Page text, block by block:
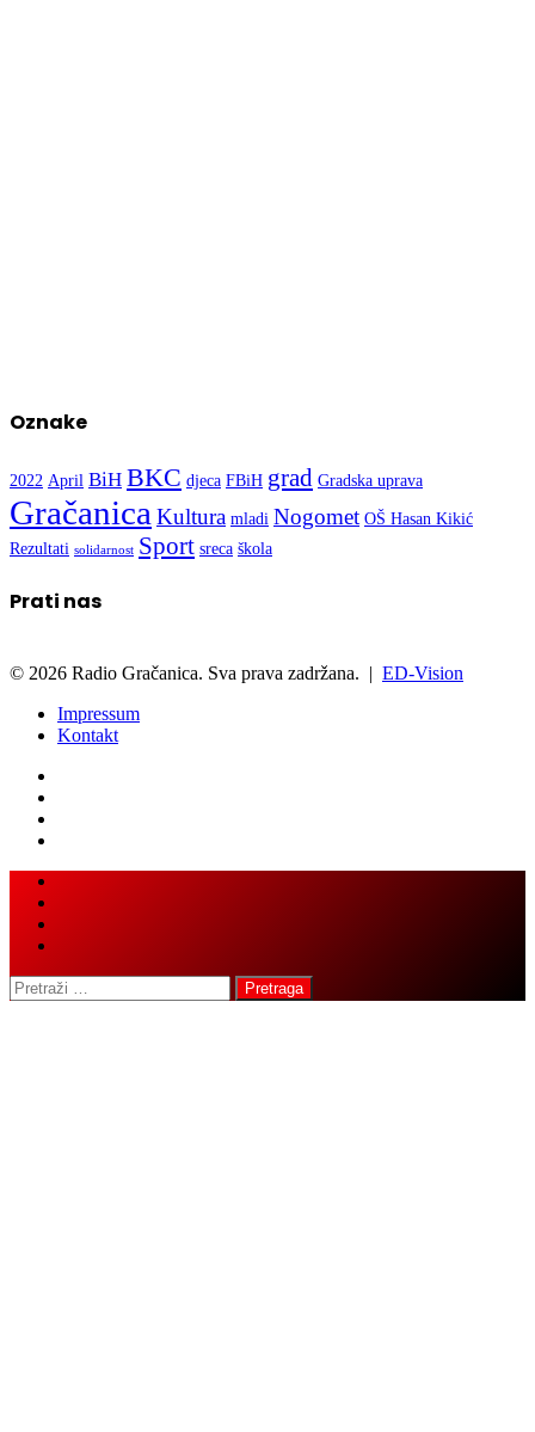
Oznake
2022 April BiH BKC djeca FBiH grad Gradska uprava
GračanicaKultura mladi Nogomet OŠ Hasan Kikić
Rezultati solidarnost Sport sreca škola
Prati nas
© 2026 Radio Gračanica. Sva prava zadržana. | ED-Vision
Impressum
Kontakt
Facebook
Twitter
LinkedIn
WhatsApp
Viber
Back
button
Close
Pretraga: